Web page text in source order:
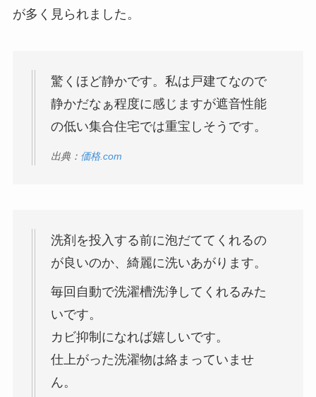
が多く見られました。
驚くほど静かです。私は戸建てなので
静かだなぁ程度に感じますが遮音性能
の低い集合住宅では重宝しそうです。
出典： 価格.com
洗剤を投入する前に泡だててくれるの
が良いのか、綺麗に洗いあがります。
毎回自動で洗濯槽洗浄してくれるみた
いです。
カビ抑制になれば嬉しいです。
仕上がった洗濯物は絡まっていませ
ん。